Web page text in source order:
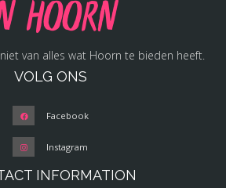
Hoorn
van alles wat Hoorn te bieden heeft.
VOLG ONS
Facebook
Instagram
INFORMATION